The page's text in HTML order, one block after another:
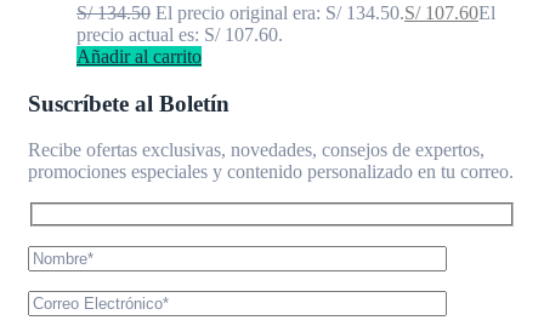
S/134.50 El precio original era: S/ 134.50.S/107.60El
precio actual es: S/ 107.60.
Añadir al carrito
Suscríbete al Boletín
Recibe ofertas exclusivas, novedades, consejos de expertos,
promociones especiales y contenido personalizado en tu correo.